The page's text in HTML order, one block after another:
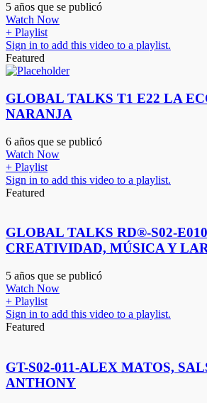
5 años que se publicó
Watch Now
+ Playlist
Sign in to add this video to a playlist.
Featured
GLOBAL TALKS T1 E22 LA
NARANJA
6 años que se publicó
Watch Now
+ Playlist
Sign in to add this video to a playlist.
Featured
GLOBAL TALKS RD®-S02-
CREATIVIDAD, MÚSICA Y
5 años que se publicó
Watch Now
+ Playlist
Sign in to add this video to a playlist.
Featured
GT-S02-011-ALEX MATOS,
ANTHONY